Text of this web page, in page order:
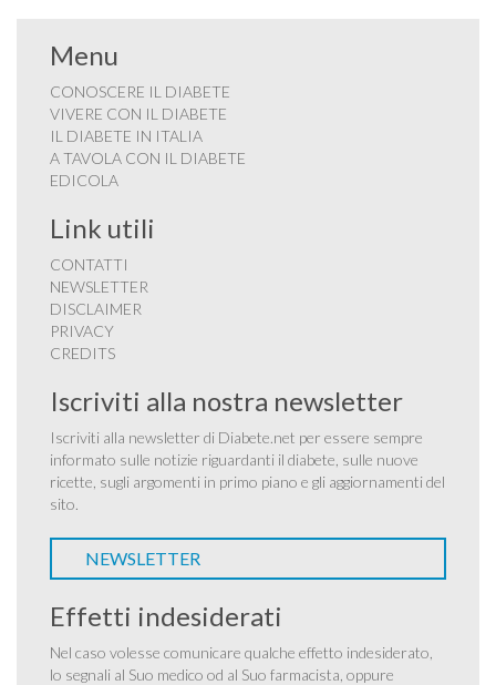
Menu
CONOSCERE IL DIABETE
VIVERE CON IL DIABETE
IL DIABETE IN ITALIA
A TAVOLA CON IL DIABETE
EDICOLA
Link utili
CONTATTI
NEWSLETTER
DISCLAIMER
PRIVACY
CREDITS
Iscriviti alla nostra newsletter
Iscriviti alla newsletter di Diabete.net per essere sempre
informato sulle notizie riguardanti il diabete, sulle nuove
ricette, sugli argomenti in primo piano e gli aggiornamenti del
sito.
NEWSLETTER
Effetti indesiderati
Nel caso volesse comunicare qualche effetto indesiderato,
lo segnali al Suo medico od al Suo farmacista, oppure